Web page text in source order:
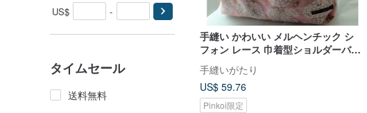
US$ -
タイムセール
送料無料
手縫い かわいい メルヘンチック シ
フォン レース 巾着型ショルダーバッ
グ エコバッグ 旅行 大容量
手縫いがたり
US$ 59.76
Pinkoi限定